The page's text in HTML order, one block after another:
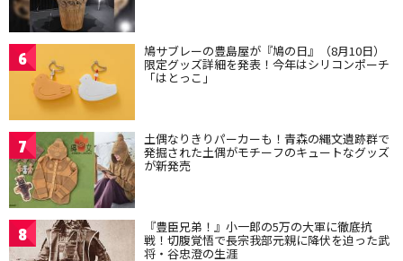
6 鳩サブレーの豊島屋が『鳩の日』（8月10日）
限定グッズ詳細を発表！今年はシリコンポーチ
「はとっこ」
7 土偶なりきりパーカーも！青森の縄文遺跡群で
発掘された土偶がモチーフのキュートなグッズ
が新発売
8 『豊臣兄弟！』小一郎の5万の大軍に徹底抗
戦！切腹覚悟で長宗我部元親に降伏を迫った武
将・谷忠澄の生涯